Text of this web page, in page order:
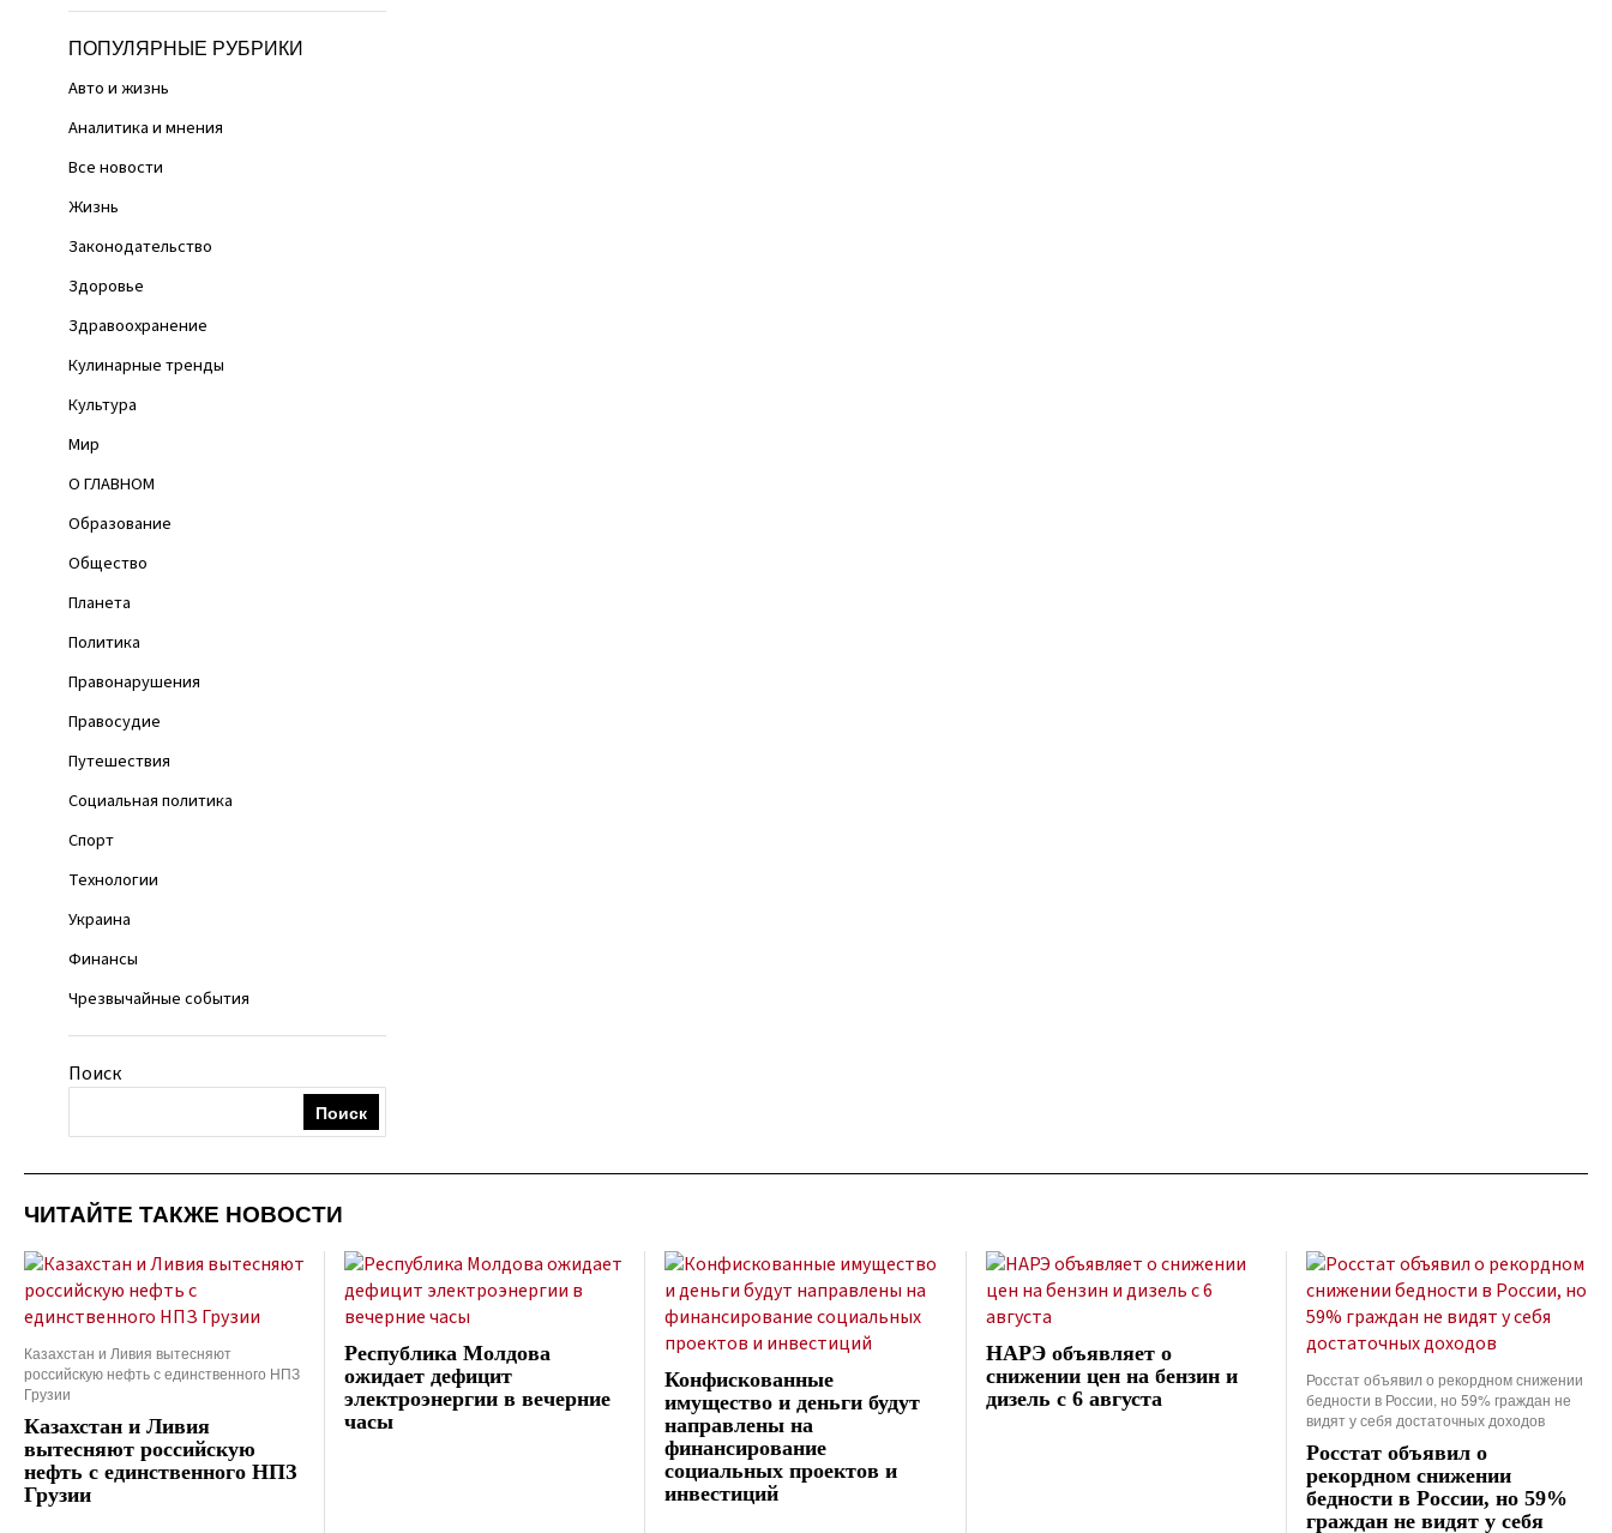
ПОПУЛЯРНЫЕ РУБРИКИ
Авто и жизнь
Аналитика и мнения
Все новости
Жизнь
Законодательство
Здоровье
Здравоохранение
Кулинарные тренды
Культура
Мир
О ГЛАВНОМ
Образование
Общество
Планета
Политика
Правонарушения
Правосудие
Путешествия
Социальная политика
Спорт
Технологии
Украина
Финансы
Чрезвычайные события
Поиск
Поиск
ЧИТАЙТЕ ТАКЖЕ НОВОСТИ
Казахстан и Ливия вытесняют
российскую нефть с единственного НПЗ
Грузии
Казахстан и Ливия
вытесняют российскую
нефть с единственного НПЗ
Грузии
Республика Молдова
ожидает дефицит
электроэнергии в вечерние
часы
Конфискованные
имущество и деньги будут
направлены на
финансирование
социальных проектов и
инвестиций
НАРЭ объявляет о
снижении цен на бензин и
дизель с 6 августа
Росстат объявил о рекордном снижении
бедности в России, но 59% граждан не
видят у себя достаточных доходов
Росстат объявил о
рекордном снижении
бедности в России, но 59%
граждан не видят у себя